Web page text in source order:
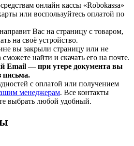
онлайн кассы «Robokassa»
или воспользуйтесь оплатой по
Вас на страницу с товаром,
на своё устройство.
вы закрыли страницу или не
сможете найти и скачать его на почте.
Email — при утере документа вы
письма.
с оплатой или получением
менеджерам. Все контакты
выбрать любой удобный.